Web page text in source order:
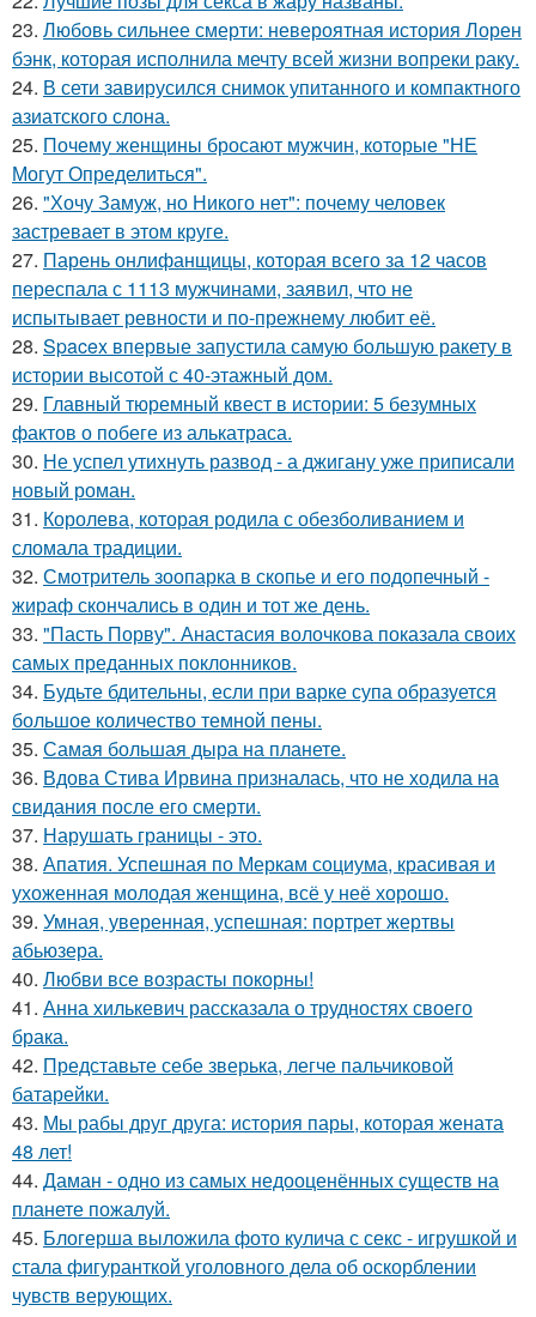
23. Любовь сильнее смерти: невероятная история Лорен
бэнк, которая исполнила мечту всей жизни вопреки раку.
24. В сети завирусился снимок упитанного и компактного
азиатского слона.
25. Почему женщины бросают мужчин, которые "НЕ
Могут Определиться".
26. "Хочу Замуж, но Никого нет": почему человек
застревает в этом круге.
27. Парень онлифанщицы, которая всего за 12 часов
переспала с 1113 мужчинами, заявил, что не
испытывает ревности и по-прежнему любит её.
28. Spacex впервые запустила самую большую ракету в
истории высотой с 40-этажный дом.
29. Главный тюремный квест в истории: 5 безумных
фактов о побеге из алькатраса.
30. Не успел утихнуть развод - а джигану уже приписали
новый роман.
31. Королева, которая родила с обезболиванием и
сломала традиции.
32. Смотритель зоопарка в скопье и его подопечный -
жираф скончались в один и тот же день.
33. "Пасть Порву". Анастасия волочкова показала своих
самых преданных поклонников.
34. Будьте бдительны, если при варке супа образуется
большое количество темной пены.
35. Самая большая дыра на планете.
36. Вдова Стива Ирвина призналась, что не ходила на
свидания после его смерти.
37. Нарушать границы - это.
38. Апатия. Успешная по Меркам социума, красивая и
ухоженная молодая женщина, всё у неё хорошо.
39. Умная, уверенная, успешная: портрет жертвы
абьюзера.
40. Любви все возрасты покорны!
41. Анна хилькевич рассказала о трудностях своего
брака.
42. Представьте себе зверька, легче пальчиковой
батарейки.
43. Мы рабы друг друга: история пары, которая жената
48 лет!
44. Даман - одно из самых недооценённых существ на
планете пожалуй.
45. Блогерша выложила фото кулича с секс - игрушкой и
стала фигуранткой уголовного дела об оскорблении
чувств верующих.